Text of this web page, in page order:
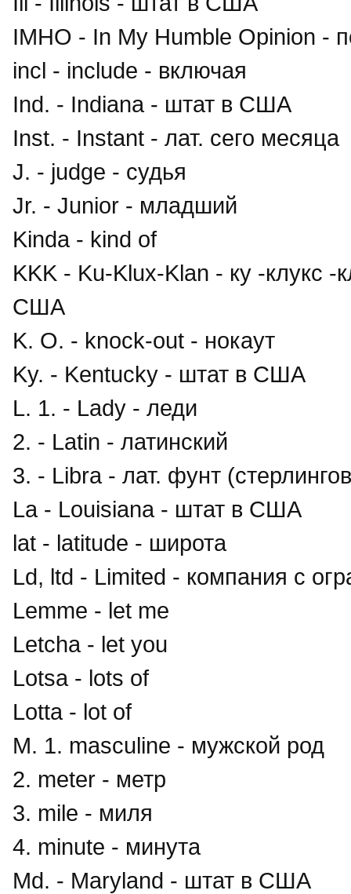
IMHO - In My Humble Opinion
incl - include - включая
Ind. - Indiana - штат в США
Inst. - Instant - лат. сего месяца
J. - judge - судья
Jr. - Junior - младший
Kinda - kind of
KKK - Ku-Klux-Klan - ку -клукс -
США
K. O. - knock-out - нокаут
Ky. - Kentucky - штат в США
L. 1. - Lady - леди
2. - Latin - латинский
3. - Libra - лат. фунт
La - Louisiana - штат в США
lat - latitude - широта
Ld, ltd - Limited - компания с
Lemme - let me
Letcha - let you
Lotsa - lots of
Lotta - lot of
M. 1. masculine - мужской род
2. meter - метр
3. mile - миля
4. minute - минута
Md. - Maryland - штат в США